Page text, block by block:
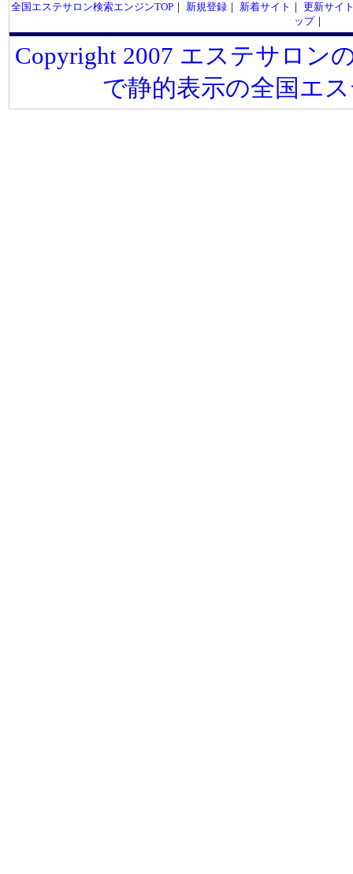
全国エステサロン検索エンジンTOP｜ 新規登録｜ 新着サイト ｜ 更新サイ
ップ｜
Copyright 2007 エステサロン
で静的表示の全国エ